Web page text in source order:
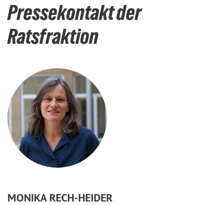
Pressekontakt der
Ratsfraktion
MONIKA RECH-HEIDER